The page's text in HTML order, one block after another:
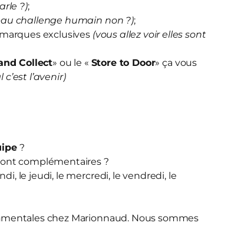
?);
challenge humain non ?);
exclusives (vous allez voir elles sont
Collect» ou le « Store to Door» ça vous
l’avenir)
?
complémentaires ?
le jeudi, le mercredi, le vendredi, le
chez Marionnaud. Nous sommes